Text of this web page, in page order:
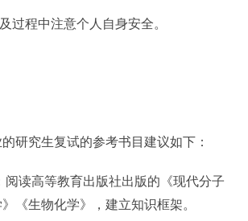
过程中注意个人自身安全。
研究生复试的参考书目建议如下：
阅读高等教育出版社出版的《现代分子
《生物化学》，建立知识框架。